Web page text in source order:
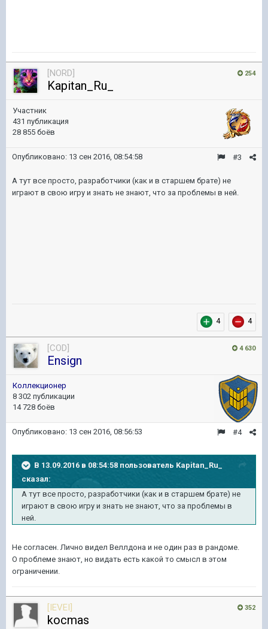
254
[NORD]
Kapitan_Ru_
Участник
431 публикация
28 855 боёв
#3
Опубликовано: 13 сен 2016, 08:54:58
А тут все просто, разработчики (как и в старшем брате) не
играют в свою игру и знать не знают, что за проблемы в ней.
4 4
4 630
[COD]
Ensign
Коллекционер
8 302 публикации
14 728 боёв
#4
Опубликовано: 13 сен 2016, 08:56:53
В 13.09.2016 в 08:54:58 пользователь Kapitan_Ru_
сказал:
А тут все просто, разработчики (как и в старшем брате) не
играют в свою игру и знать не знают, что за проблемы в
ней.
Не согласен. Лично видел Веллдона и не один раз в рандоме.
О проблеме знают, но видать есть какой то смысл в этом
ограничении.
352
[IEVEI]
kocmas